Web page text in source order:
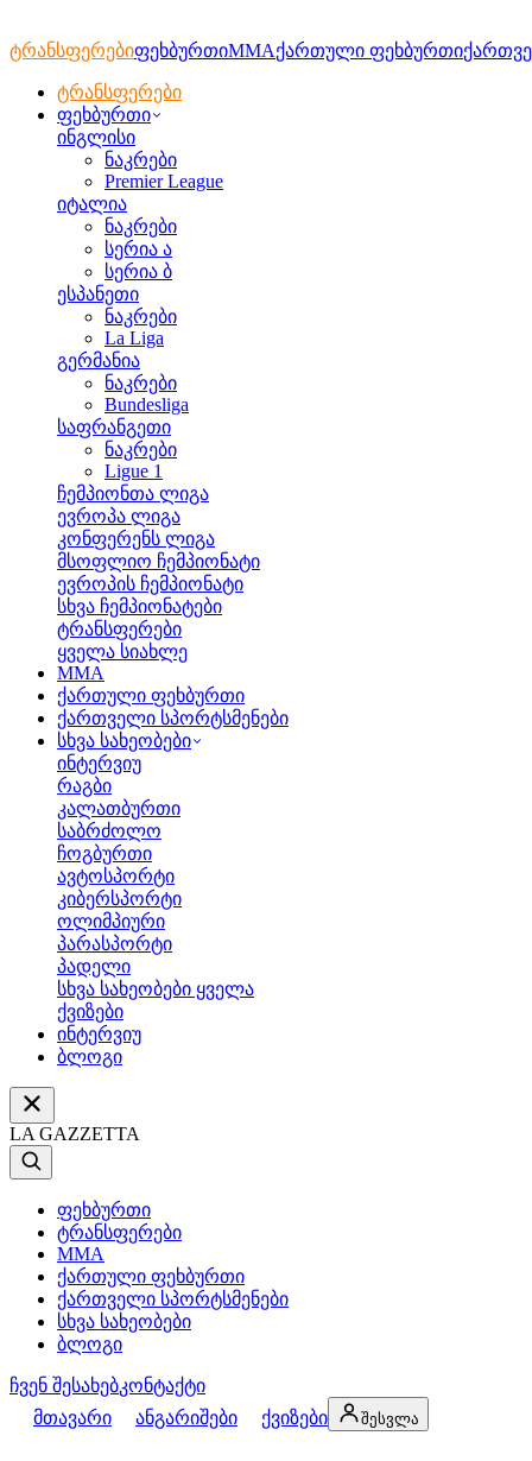
ტრანსფერებიფეხბურთიMMAქართული ფეხბურთი
ტრანსფერები
ფეხბურთი
ინგლისი
ნაკრები
Premier League
იტალია
ნაკრები
სერია ა
სერია ბ
ესპანეთი
ნაკრები
La Liga
გერმანია
ნაკრები
Bundesliga
საფრანგეთი
ნაკრები
Ligue 1
ჩემპიონთა ლიგა
ევროპა ლიგა
კონფერენს ლიგა
მსოფლიო ჩემპიონატი
ევროპის ჩემპიონატი
სხვა ჩემპიონატები
ტრანსფერები
ყველა სიახლე
MMA
ქართული ფეხბურთი
ქართველი სპორტსმენები
სხვა სახეობები
ინტერვიუ
რაგბი
კალათბურთი
საბრძოლო
ჩოგბურთი
ავტოსპორტი
კიბერსპორტი
ოლიმპიური
პარასპორტი
პადელი
სხვა სახეობები ყველა
ქვიზები
ინტერვიუ
ბლოგი
LA GAZZETTA
ფეხბურთი
ტრანსფერები
MMA
ქართული ფეხბურთი
ქართველი სპორტსმენები
სხვა სახეობები
ბლოგი
ჩვენ შესახებკონტაქტი
მთავარი
ანგარიშები ქვიზები შესვლა